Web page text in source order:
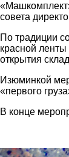
совета
По традиции
красной
открытия
Изюминкой
«первого
В конце